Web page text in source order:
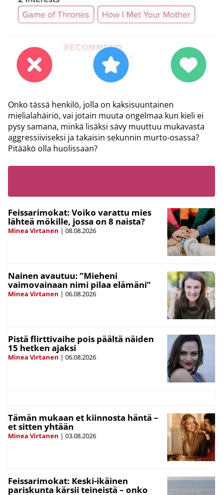
Onko tässä henkilö, jolla on kaksisuuntainen
mielialahäiriö, vai jotain muuta ongelmaa kun kieli ei
pysy samana, minkä lisäksi sävy muuttuu mukavasta
aggressiiviseksi ja takaisin sekunnin murto-osassa?
Pitääkö olla huolissaan?
Feissarimokat: Voiko varattu mies
lähteä mökille, jossa on 8 naista?
Minea Virtanen | 08.08.2026
Nainen avautuu: ”Mieheni
vaimovainaan nimi pilaa elämäni”
Minea Virtanen | 06.08.2026
Pistä flirttivaihe pois päältä näiden
15 hetken ajaksi
Minea Virtanen | 06.08.2026
Tämän mukaan et kiinnosta häntä –
et sitten yhtään
Minea Virtanen | 03.08.2026
Feissarimokat: Keski-ikäinen
pariskunta kärsii teineistä – onko